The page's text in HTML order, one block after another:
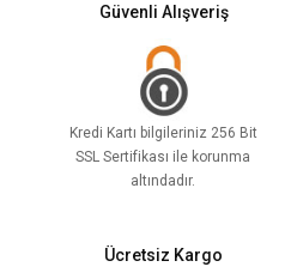
Güvenli Alışveriş
Kredi Kartı bilgileriniz 256 Bit
SSL Sertifikası ile korunma
altındadır.
Ücretsiz Kargo